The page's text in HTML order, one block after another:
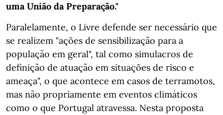
uma União da Preparação."
Paralelamente, o Livre defende ser necessário que
se realizem "ações de sensibilização para a
população em geral", tal como simulacros de
definição de atuação em situações de risco e
ameaça", o que acontece em casos de terramotos,
mas não propriamente em eventos climáticos
como o que Portugal atravessa. Nesta proposta